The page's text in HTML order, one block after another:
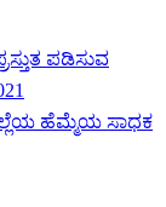
ಪಡಿಸುವ
ಜಿಲ್ಲೆಯ ಹೆಮ್ಮೆಯ ಸಾಧಕ